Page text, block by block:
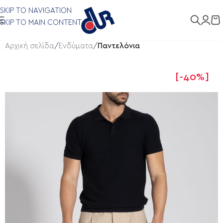
SKIP TO NAVIGATION
SKIP TO MAIN CONTENT
Αρχική σελίδα Ενδύματα Παντελόνια
-40%